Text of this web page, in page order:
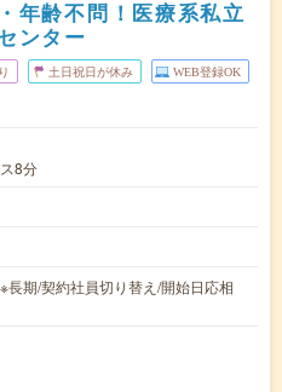
年齢不問！医療系私立
ンター
土日祝日が休み WEB登録OK
8分
期/契約社員切り替え/開始日応相